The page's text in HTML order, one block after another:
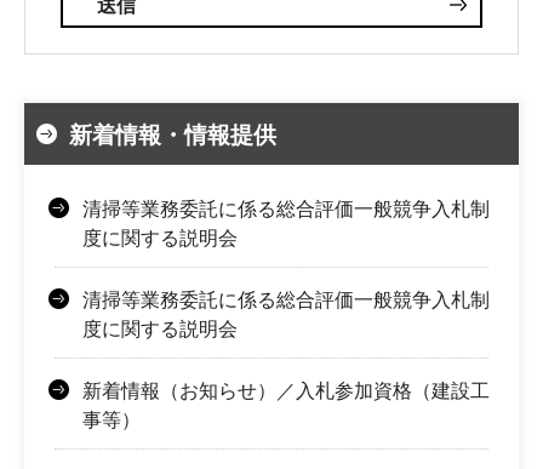
新着情報・情報提供
清掃等業務委託に係る総合評価一般競争入札制
度に関する説明会
清掃等業務委託に係る総合評価一般競争入札制
度に関する説明会
新着情報（お知らせ）／入札参加資格（建設工
事等）